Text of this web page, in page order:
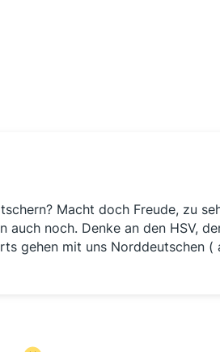
Macht doch Freude, zu
auch noch. Denke an den HSV,
gehen mit uns Norddeutschen (